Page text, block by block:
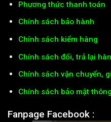
Phương thức thanh toán
Chính sách bảo hành
Chính sách kiểm hàng
Chính sách đổi, trả lại
Chính sách vận chuyển,
Chính sách bảo mật
Fanpage Facebook :